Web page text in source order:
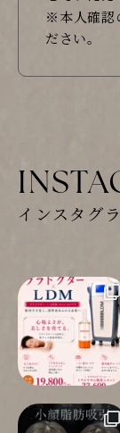
※本人確認
ださい。
インスタグ